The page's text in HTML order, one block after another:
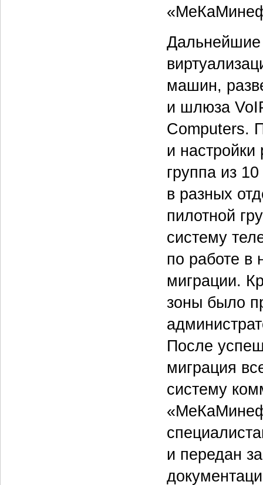
Дальнейшие
машин,
и шлюза
Computers.
и
группа из
в разных
пилотной
систему
по работе в
миграции.
зоны было
После
миграция
систему
и передан